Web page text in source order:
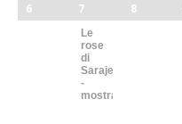
6 7
Le
rose
di
Sarajevo
-
mostra
8